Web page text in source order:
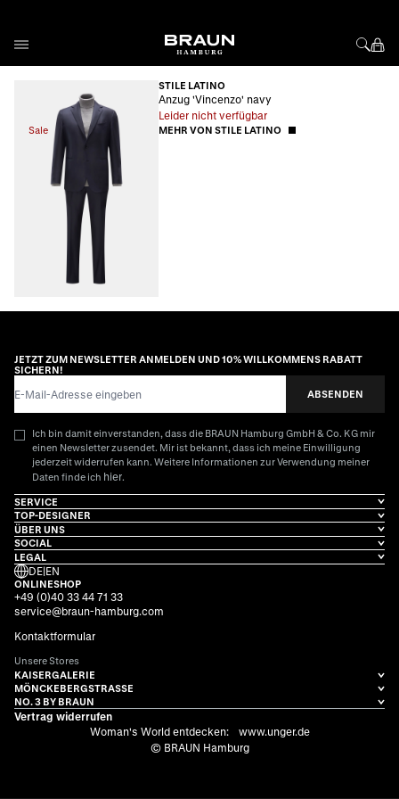
Sale
STILE LATINO
Anzug 'Vincenzo' navy
Leider nicht verfügbar
MEHR VON STILE LATINO
JETZT ZUM NEWSLETTER ANMELDEN UND 10% WILLKOMMENS RABATT
SICHERN!
ABSENDEN
Ich bin damit einverstanden, dass die BRAUN Hamburg GmbH & Co. KG mir
einen Newsletter zusendet. Mir ist bekannt, dass ich meine Einwilligung
jederzeit widerrufen kann. Weitere Informationen zur Verwendung meiner
Daten finde ich hier.
SERVICE
TOP-DESIGNER
ÜBER UNS
SOCIAL
LEGAL
DE|EN
ONLINESHOP
+49 (0)40 33 44 71 33
service@braun-hamburg.com
Kontaktformular
Unsere Stores
KAISERGALERIE
MÖNCKEBERGSTRASSE
NO. 3 BY BRAUN
Vertrag widerrufen
Woman's World entdecken:
www.unger.de
© BRAUN Hamburg